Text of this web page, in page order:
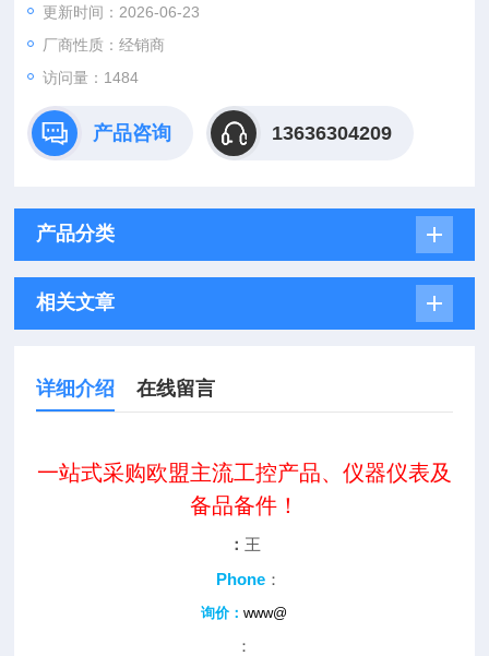
更新时间：2026-06-23
厂商性质：经销商
访问量：1484
产品咨询 13636304209
产品分类
相关文章
详细介绍 在线留言
一站式采购欧盟主流工控产品、仪器仪表及
备品备件！
： 王
Phone：
询价：www@
：